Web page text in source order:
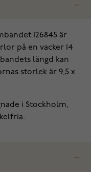
126845 är
på en vacker 14
längd kan
storlek är 9,5 x
i Stockholm,